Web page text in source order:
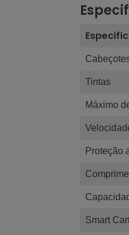
Tintas
Máximo
Proteção
Smart